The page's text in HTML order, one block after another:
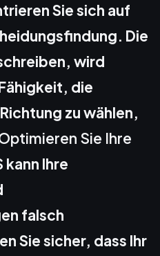
Sie sich auf
Die
wird
die
zu wählen,
Sie Ihre
kann Ihre
falsch
Sie sicher, dass Ihr